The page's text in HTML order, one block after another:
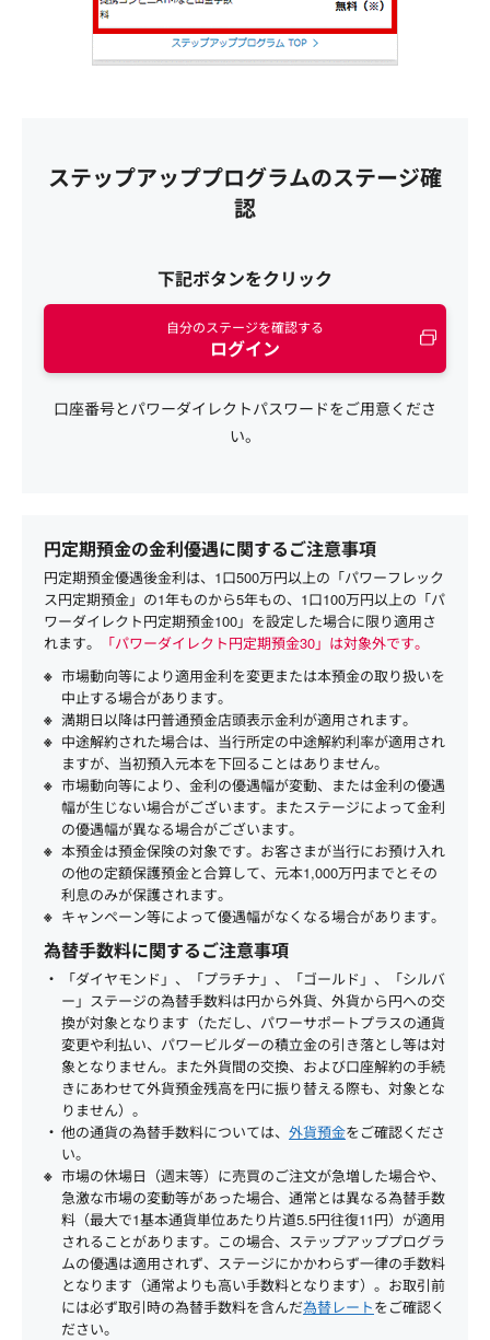
ステップアッププログラムのステージ確
認
下記ボタンをクリック
自分のステージを確認する
ログイン
口座番号とパワーダイレクトパスワードをご用意くださ
い。
円定期預金の金利優遇に関するご注意事項
円定期預金優遇後金利は、1口500万円以上の「パワーフレック
ス円定期預金」の1年ものから5年もの、1口100万円以上の「パ
ワーダイレクト円定期預金100」を設定した場合に限り適用さ
れます。
「パワーダイレクト円定期預金30」は対象外です。
市場動向等により適用金利を変更または本預金の取り扱いを
中止する場合があります。
満期日以降は円普通預金店頭表示金利が適用されます。
中途解約された場合は、当行所定の中途解約利率が適用され
ますが、当初預入元本を下回ることはありません。
市場動向等により、金利の優遇幅が変動、または金利の優遇
幅が生じない場合がございます。またステージによって金利
の優遇幅が異なる場合がございます。
本預金は預金保険の対象です。お客さまが当行にお預け入れ
の他の定額保護預金と合算して、元本1,000万円までとその
利息のみが保護されます。
キャンペーン等によって優遇幅がなくなる場合があります。
為替手数料に関するご注意事項
「ダイヤモンド」、「プラチナ」、「ゴールド」、「シルバ
ー」ステージの為替手数料は円から外貨、外貨から円への交
換が対象となります（ただし、パワーサポートプラスの通貨
変更や利払い、パワービルダーの積立金の引き落とし等は対
象となりません。また外貨間の交換、および口座解約の手続
きにあわせて外貨預金残高を円に振り替える際も、対象とな
りません）。
他の通貨の為替手数料については、 外貨預金をご確認くださ
い。
市場の休場日（週末等）に売買のご注文が急増した場合や、
急激な市場の変動等があった場合、通常とは異なる為替手数
料（最大で1基本通貨単位あたり片道5.5円往復11円）が適用
されることがあります。この場合、ステップアッププログラ
ムの優遇は適用されず、ステージにかかわらず一律の手数料
となります（通常よりも高い手数料となります）。お取引前
には必ず取引時の為替手数料を含んだ為替レートをご確認く
ださい。